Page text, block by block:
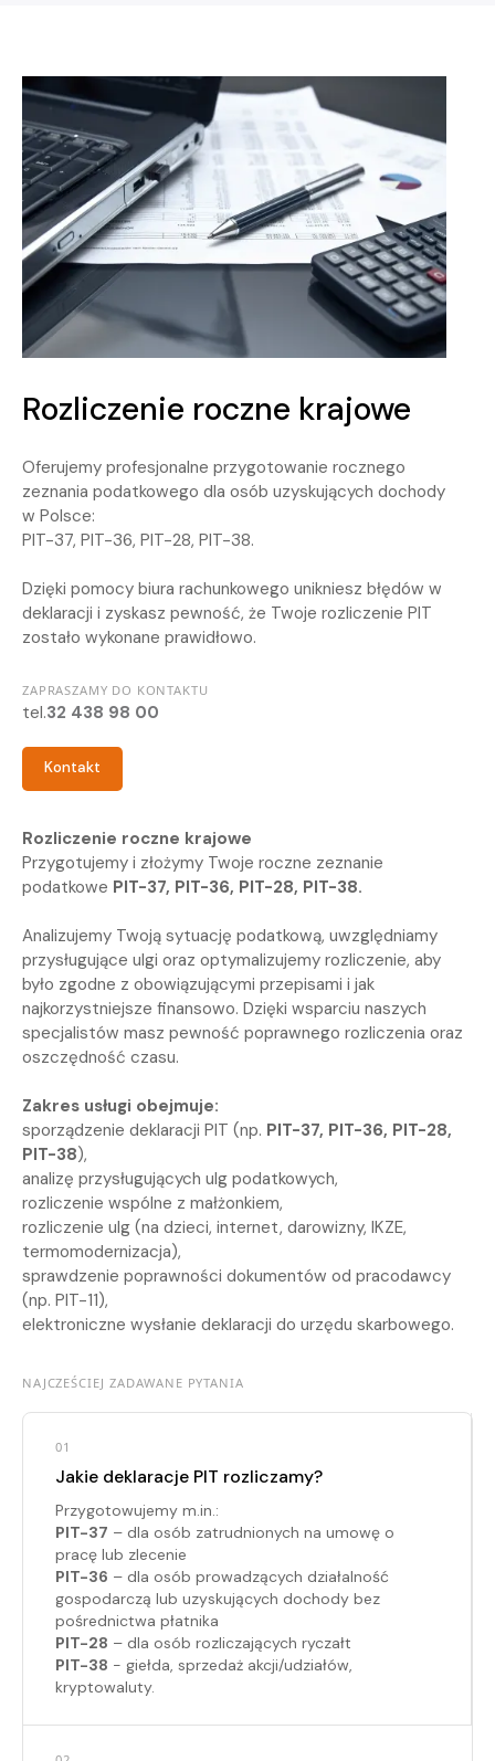
Rozliczenie roczne krajowe
Oferujemy profesjonalne przygotowanie rocznego
zeznania podatkowego dla osób uzyskujących dochody
w Polsce:
PIT-37, PIT-36, PIT-28, PIT-38.
Dzięki pomocy biura rachunkowego unikniesz błędów w
deklaracji i zyskasz pewność, że Twoje rozliczenie PIT
zostało wykonane prawidłowo.
ZAPRASZAMY DO KONTAKTU
tel.32 438 98 00
Kontakt
Rozliczenie roczne krajowe
Przygotujemy i złożymy Twoje roczne zeznanie
podatkowe PIT-37, PIT-36, PIT-28, PIT-38.
Analizujemy Twoją sytuację podatkową, uwzględniamy
przysługujące ulgi oraz optymalizujemy rozliczenie, aby
było zgodne z obowiązującymi przepisami i jak
najkorzystniejsze finansowo. Dzięki wsparciu naszych
specjalistów masz pewność poprawnego rozliczenia oraz
oszczędność czasu.
Zakres usługi obejmuje:
sporządzenie deklaracji PIT (np. PIT-37, PIT-36, PIT-28,
PIT-38),
analizę przysługujących ulg podatkowych,
rozliczenie wspólne z małżonkiem,
rozliczenie ulg (na dzieci, internet, darowizny, IKZE,
termomodernizacja),
sprawdzenie poprawności dokumentów od pracodawcy
(np. PIT-11),
elektroniczne wysłanie deklaracji do urzędu skarbowego.
NAJCZEŚCIEJ ZADAWANE PYTANIA
01
Jakie deklaracje PIT rozliczamy?
Przygotowujemy m.in.:
PIT-37 – dla osób zatrudnionych na umowę o
pracę lub zlecenie
PIT-36 – dla osób prowadzących działalność
gospodarczą lub uzyskujących dochody bez
pośrednictwa płatnika
PIT-28 – dla osób rozliczających ryczałt
PIT-38 - giełda, sprzedaż akcji/udziałów,
kryptowaluty.